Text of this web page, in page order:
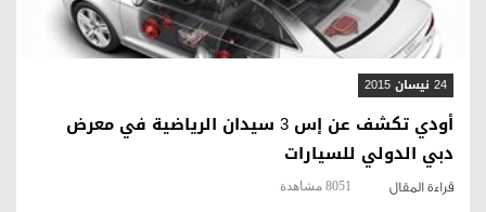
24 نيسان 2015
أودي تكشف عن إس 3 سيدان الرياضية في معرض
دبي الدولي للسيارات
قراءة المقال 8051 مشاهدة